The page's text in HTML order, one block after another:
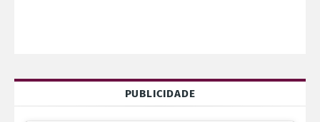
PUBLICIDADE